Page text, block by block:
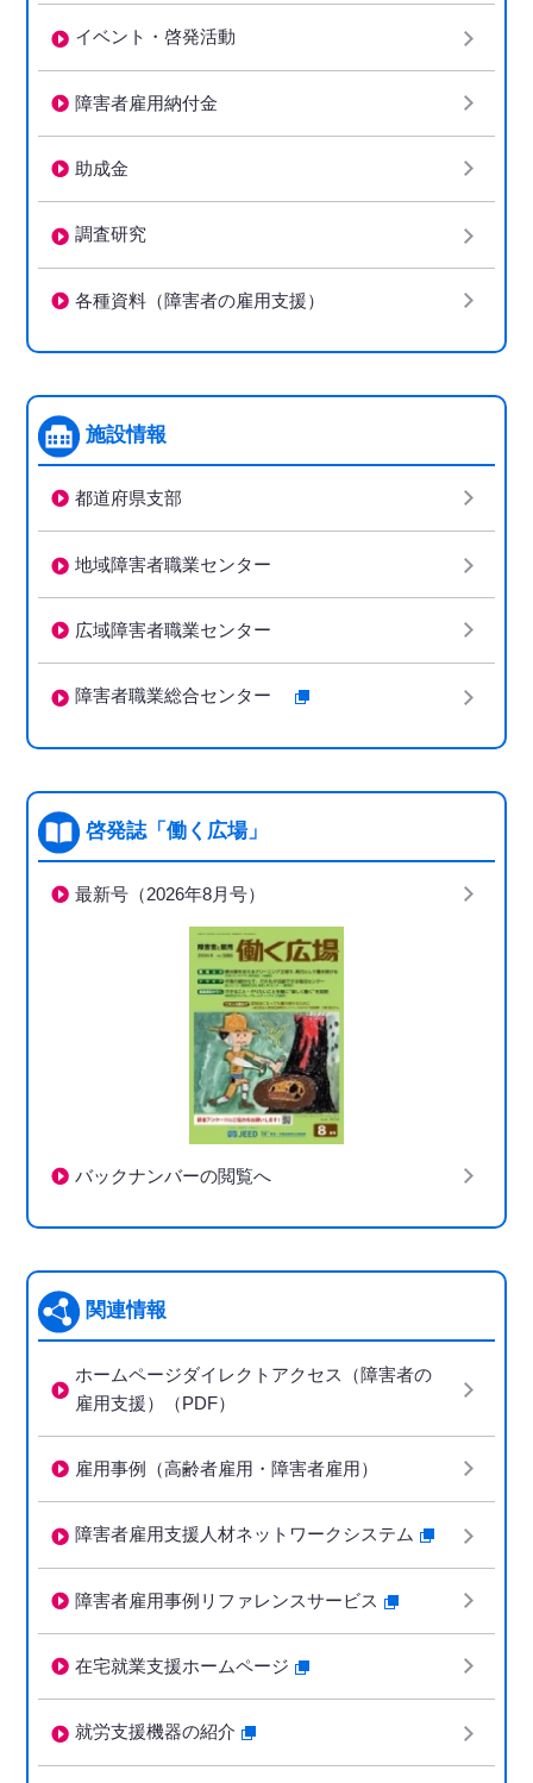
イベント・啓発活動
障害者雇用納付金
助成金
調査研究
各種資料（障害者の雇用支援）
施設情報
都道府県支部
地域障害者職業センター
広域障害者職業センター
障害者職業総合センター
啓発誌「働く広場」
最新号（2026年8月号）
バックナンバーの閲覧へ
関連情報
ホームページダイレクトアクセス（障害者の
雇用支援）（PDF）
雇用事例（高齢者雇用・障害者雇用）
障害者雇用支援人材ネットワークシステム
障害者雇用事例リファレンスサービス
在宅就業支援ホームページ
就労支援機器の紹介